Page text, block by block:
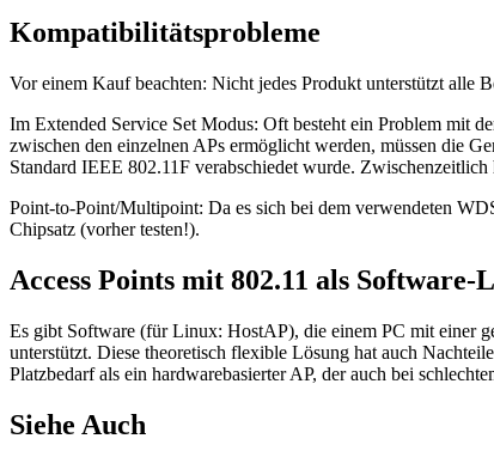
Kompatibilitätsprobleme
Vor einem Kauf beachten: Nicht jedes Produkt unterstützt alle
Im Extended Service Set Modus: Oft besteht ein Problem mit
zwischen den einzelnen APs ermöglicht werden, müssen die
Standard IEEE 802.11F verabschiedet wurde.
Point-to-Point/Multipoint: Da es sich bei dem verwendeten
Chipsatz (vorher testen!).
Access Points mit 802.11 als Software-
Es gibt Software (für Linux: HostAP), die einem PC mit einer
unterstützt. Diese theoretisch flexible Lösung hat auch
Platzbedarf als ein hardwarebasierter AP, der auch bei
Siehe Auch